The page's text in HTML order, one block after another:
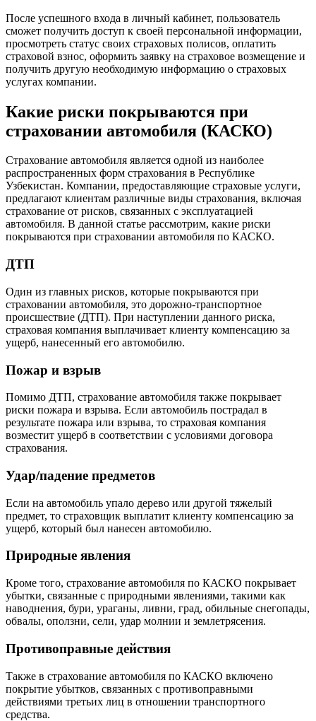
После успешного входа в личный кабинет, пользователь
сможет получить доступ к своей персональной информации,
просмотреть статус своих страховых полисов, оплатить
страховой взнос, оформить заявку на страховое возмещение и
получить другую необходимую информацию о страховых
услугах компании.
Какие риски покрываются при
страховании автомобиля (КАСКО)
Страхование автомобиля является одной из наиболее
распространенных форм страхования в Республике
Узбекистан. Компании, предоставляющие страховые услуги,
предлагают клиентам различные виды страхования, включая
страхование от рисков, связанных с эксплуатацией
автомобиля. В данной статье рассмотрим, какие риски
покрываются при страховании автомобиля по КАСКО.
ДТП
Один из главных рисков, которые покрываются при
страховании автомобиля, это дорожно-транспортное
происшествие (ДТП). При наступлении данного риска,
страховая компания выплачивает клиенту компенсацию за
ущерб, нанесенный его автомобилю.
Пожар и взрыв
Помимо ДТП, страхование автомобиля также покрывает
риски пожара и взрыва. Если автомобиль пострадал в
результате пожара или взрыва, то страховая компания
возместит ущерб в соответствии с условиями договора
страхования.
Удар/падение предметов
Если на автомобиль упало дерево или другой тяжелый
предмет, то страховщик выплатит клиенту компенсацию за
ущерб, который был нанесен автомобилю.
Природные явления
Кроме того, страхование автомобиля по КАСКО покрывает
убытки, связанные с природными явлениями, такими как
наводнения, бури, ураганы, ливни, град, обильные снегопады,
обвалы, оползни, сели, удар молнии и землетрясения.
Противоправные действия
Также в страхование автомобиля по КАСКО включено
покрытие убытков, связанных с противоправными
действиями третьих лиц в отношении транспортного
средства.